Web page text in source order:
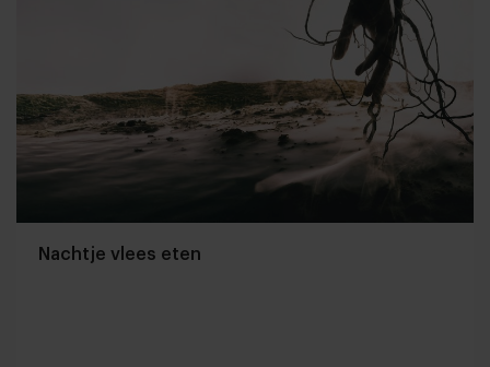
Nachtje vlees eten